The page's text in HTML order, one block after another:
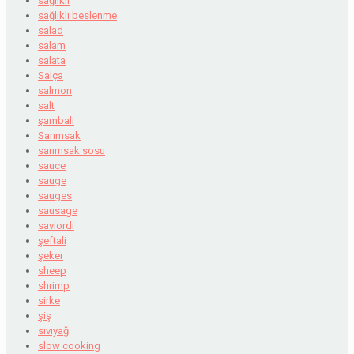
sağlıklı beslenme
salad
salam
salata
Salça
salmon
salt
şambali
Sarımsak
sarımsak sosu
sauce
sauge
sauges
sausage
saviordi
şeftali
şeker
sheep
shrimp
sirke
şiş
sıvıyağ
slow cooking